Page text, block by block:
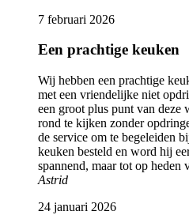
7 februari 2026
Een prachtige keuken
Wij hebben een prachtige
met een vriendelijke niet
een groot plus punt van
rond te kijken zonder
de service om te begeleiden
keuken besteld en word hij
spannend, maar tot op heden
Astrid
24 januari 2026